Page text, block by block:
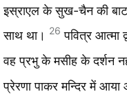
इस्राएल के सुख-चैन की बाट
साथ था। 26 पवित्र आत्मा
वह प्रभु के मसीह के दर्शन
प्रेरणा पाकर मन्दिर में